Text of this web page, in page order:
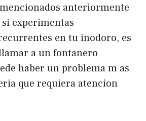
anteriormente
experimentas
en tu inodoro, es
a un fontanero
haber un problema m as
que requiera atencion